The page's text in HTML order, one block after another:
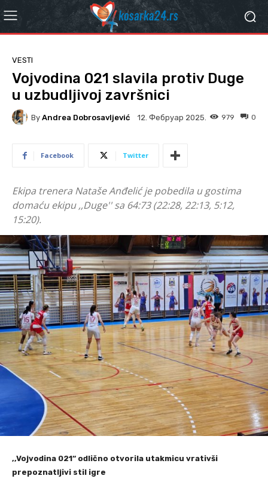
VESTI
Vojvodina 021 slavila protiv Duge
u uzbudljivoj završnici
By Andrea Dobrosavljević 12. Фебруар 2025. 0
979
Facebook Twitter
Ekipa trenera Nataše Anđelić je pobedila u gostima
domaću ekipu ,,Duge'' sa 64:73 (22:28, 22:13, 5:12,
15:20).
,,Vojvodina 021“ odlično otvorila utakmicu vrativši
prepoznatljivi stil igre